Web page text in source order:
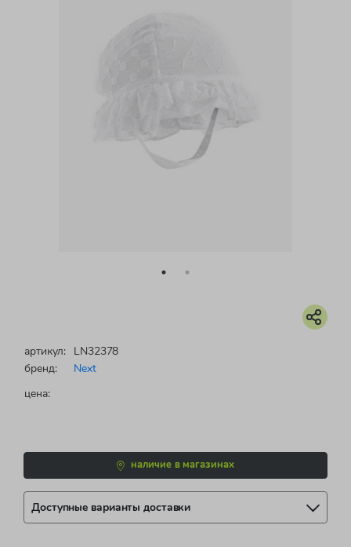
артикул: LN32378
бренд:
Next
цена:
наличие в магазинах
Доступные варианты доставки